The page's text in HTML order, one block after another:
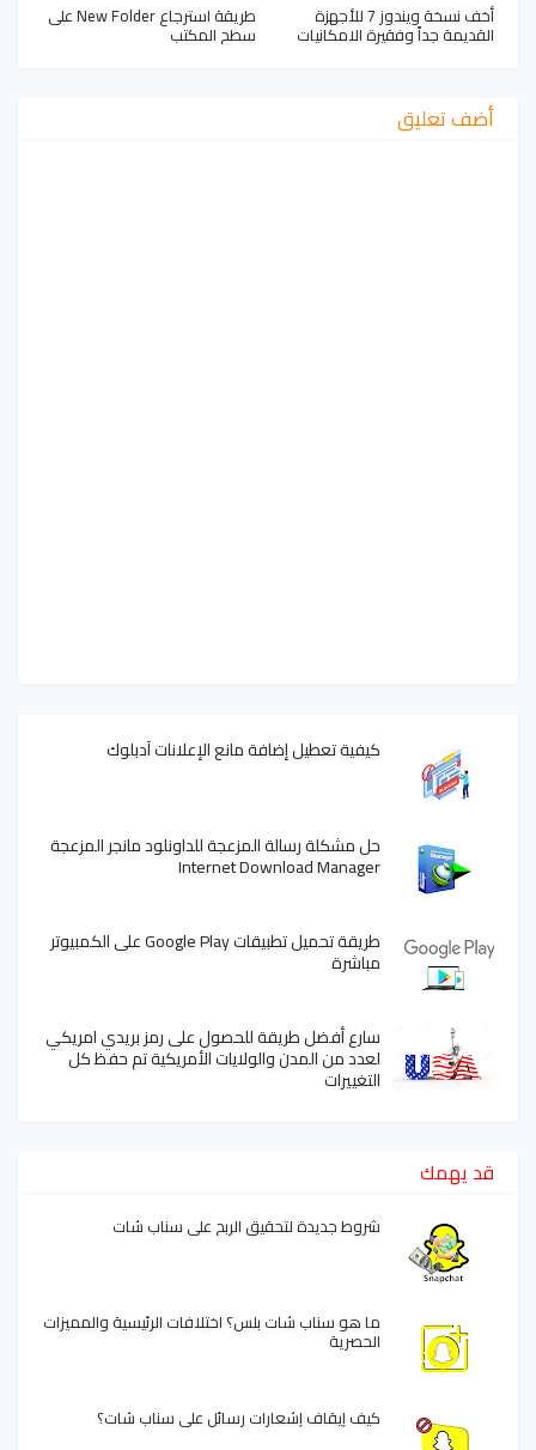
أخف نسخة ويندوز 7 للأجهزة
القديمة جداً وفقيرة الامكانيات
طريقة استرجاع New Folder على
سطح المكتب
أضف تعليق
كيفية تعطيل إضافة مانع الإعلانات آدبلوك
حل مشكلة رسالة المزعجة للداونلود مانجر المزعجة
Internet Download Manager
طريقة تحميل تطبيقات Google Play على الكمبيوتر
مباشرة
سارع أفضل طريقة للحصول على رمز بريدي امريكي
لعدد من المدن والولايات الأمريكية تم حفظ كل
التغييرات
قد يهمك
شروط جديدة لتحقيق الربح على سناب شات
ما هو سناب شات بلس؟ اختلافات الرئيسية والمميزات
الحصرية
كيف إيقاف إشعارات رسائل على سناب شات؟